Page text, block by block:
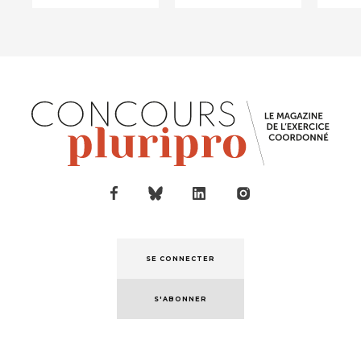
SE CONNECTER
S'ABONNER